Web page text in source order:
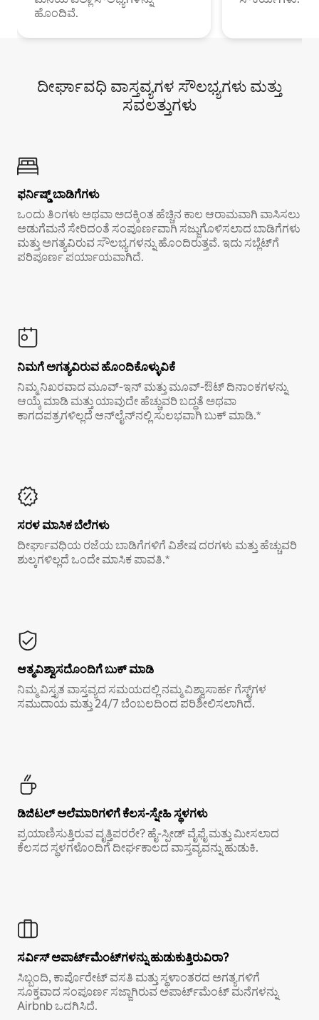
ಹೊಂದಿವೆ.
ದೀರ್ಘಾವಧಿ ವಾಸ್ತವ್ಯಗಳ ಸೌಲಭ್ಯಗಳು ಮತ್ತು
ಸವಲತ್ತುಗಳು
ಫರ್ನಿಷ್ಡ್ ಬಾಡಿಗೆಗಳು
ಒಂದು ತಿಂಗಳು ಅಥವಾ ಅದಕ್ಕಿಂತ ಹೆಚ್ಚಿನ ಕಾಲ ಆರಾಮವಾಗಿ ವಾಸಿಸಲು
ಅಡುಗೆಮನೆ ಸೇರಿದಂತೆ ಸಂಪೂರ್ಣವಾಗಿ ಸಜ್ಜುಗೊಳಿಸಲಾದ ಬಾಡಿಗೆಗಳು
ಮತ್ತು ಅಗತ್ಯವಿರುವ ಸೌಲಭ್ಯಗಳನ್ನು ಹೊಂದಿರುತ್ತವೆ. ಇದು ಸಬ್ಲೆಟ್‌ಗೆ
ಪರಿಪೂರ್ಣ ಪರ್ಯಾಯವಾಗಿದೆ.
ನಿಮಗೆ ಅಗತ್ಯವಿರುವ ಹೊಂದಿಕೊಳ್ಳುವಿಕೆ
ನಿಮ್ಮ ನಿಖರವಾದ ಮೂವ್-ಇನ್ ಮತ್ತು ಮೂವ್-ಔಟ್ ದಿನಾಂಕಗಳನ್ನು
ಆಯ್ಕೆ ಮಾಡಿ ಮತ್ತು ಯಾವುದೇ ಹೆಚ್ಚುವರಿ ಬದ್ಧತೆ ಅಥವಾ
ಕಾಗದಪತ್ರಗಳಿಲ್ಲದೆ ಆನ್‌ಲೈನ್‌ನಲ್ಲಿ ಸುಲಭವಾಗಿ ಬುಕ್ ಮಾಡಿ.*
ಸರಳ ಮಾಸಿಕ ಬೆಲೆಗಳು
ದೀರ್ಘಾವಧಿಯ ರಜೆಯ ಬಾಡಿಗೆಗಳಿಗೆ ವಿಶೇಷ ದರಗಳು ಮತ್ತು ಹೆಚ್ಚುವರಿ
ಶುಲ್ಕಗಳಿಲ್ಲದೆ ಒಂದೇ ಮಾಸಿಕ ಪಾವತಿ.*
ಆತ್ಮವಿಶ್ವಾಸದೊಂದಿಗೆ ಬುಕ್ ಮಾಡಿ
ನಿಮ್ಮ ವಿಸ್ತೃತ ವಾಸ್ತವ್ಯದ ಸಮಯದಲ್ಲಿ ನಮ್ಮ ವಿಶ್ವಾಸಾರ್ಹ ಗೆಸ್ಟ್‌ಗಳ
ಸಮುದಾಯ ಮತ್ತು 24/7 ಬೆಂಬಲದಿಂದ ಪರಿಶೀಲಿಸಲಾಗಿದೆ.
ಡಿಜಿಟಲ್ ಅಲೆಮಾರಿಗಳಿಗೆ ಕೆಲಸ-ಸ್ನೇಹಿ ಸ್ಥಳಗಳು
ಪ್ರಯಾಣಿಸುತ್ತಿರುವ ವೃತ್ತಿಪರರೇ? ಹೈ-ಸ್ಪೀಡ್ ವೈಫೈ ಮತ್ತು ಮೀಸಲಾದ
ಕೆಲಸದ ಸ್ಥಳಗಳೊಂದಿಗೆ ದೀರ್ಘಕಾಲದ ವಾಸ್ತವ್ಯವನ್ನು ಹುಡುಕಿ.
ಸರ್ವಿಸ್ ಅಪಾರ್ಟ್‌ಮೆಂಟ್‌ಗಳನ್ನು ಹುಡುಕುತ್ತಿರುವಿರಾ?
ಸಿಬ್ಬಂದಿ, ಕಾರ್ಪೊರೇಟ್ ವಸತಿ ಮತ್ತು ಸ್ಥಳಾಂತರದ ಅಗತ್ಯಗಳಿಗೆ
ಸೂಕ್ತವಾದ ಸಂಪೂರ್ಣ ಸಜ್ಜಾಗಿರುವ ಅಪಾರ್ಟ್‌ಮೆಂಟ್ ಮನೆಗಳನ್ನು
Airbnb ಒದಗಿಸಿದೆ.